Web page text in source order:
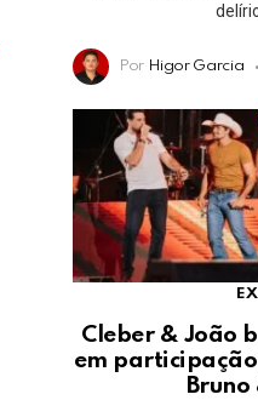
Por Higor Garcia
Cleber & João
em